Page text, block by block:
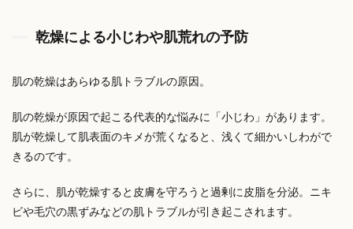
乾燥による小じわや肌荒れの予防
肌の乾燥はあらゆる肌トラブルの原因。
肌の乾燥が原因で起こる代表的な悩みに「小じわ」があります。
肌が乾燥して肌表面のキメが荒くなると、 浅くて細かいしわがで
きるのです。
さらに、肌が乾燥すると皮膚を守ろうと過剰に皮脂を分泌。 ニキ
ビや毛穴の黒ずみなどの肌トラブルが引き起こされます。